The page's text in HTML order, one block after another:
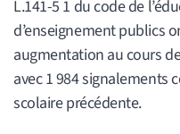
L.141-5 1 du code de
d’enseignement publics
augmentation au cours
avec 1 984 signalements
scolaire précédente.